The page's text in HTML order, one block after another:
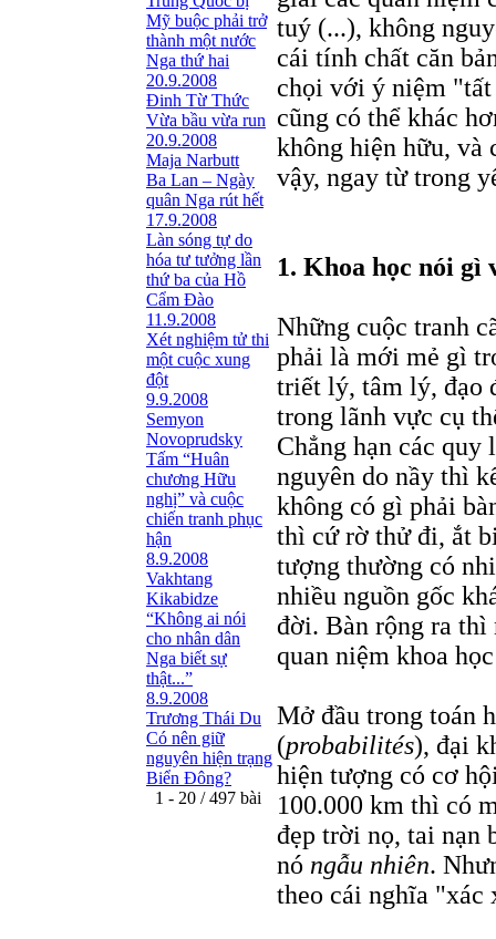
Mỹ buộc phải trở
thành một nước
Nga thứ hai
20.9.2008
Đinh Từ Thức
Vừa bầu vừa run
20.9.2008
Maja Narbutt
Ba Lan – Ngày
quân Nga rút hết
17.9.2008
Làn sóng tự do
hóa tư tưởng lần
thứ ba của Hồ
Cẩm Đào
11.9.2008
Xét nghiệm tử thi
một cuộc xung
đột
9.9.2008
Semyon
Novoprudsky
Tấm “Huân
chương Hữu
nghị” và cuộc
chiến tranh phục
hận
8.9.2008
Vakhtang
Kikabidze
“Không ai nói
cho nhân dân
Nga biết sự
thật...”
8.9.2008
Trương Thái Du
Có nên giữ
nguyên hiện trạng
Biển Đông?
1 - 20 / 497 bài
tuý (...), không
cái tính chất căn
chọi với ý niệm
cũng có thể khác
không hiện hữu, và
vậy, ngay từ trong
1. Khoa học nói gì
Những cuộc tranh
phải là mới mẻ gì
triết lý, tâm lý, đạo
trong lãnh vực cụ
Chẳng hạn các
nguyên do nầy thì
không có gì phải
thì cứ rờ thử đi, ắt
tượng thường có
nhiều nguồn gốc
đời. Bàn rộng ra
quan niệm khoa
Mở đầu trong toán
(probabilités), đại
hiện tượng có cơ
100.000 km thì có
đẹp trời nọ, tai nạn
nó ngẫu nhiên.
theo cái nghĩa "xác